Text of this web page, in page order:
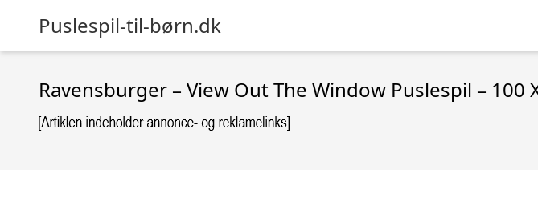
Puslespil-til-børn.dk
Ravensburger – View Out The Window Puslespil – 100